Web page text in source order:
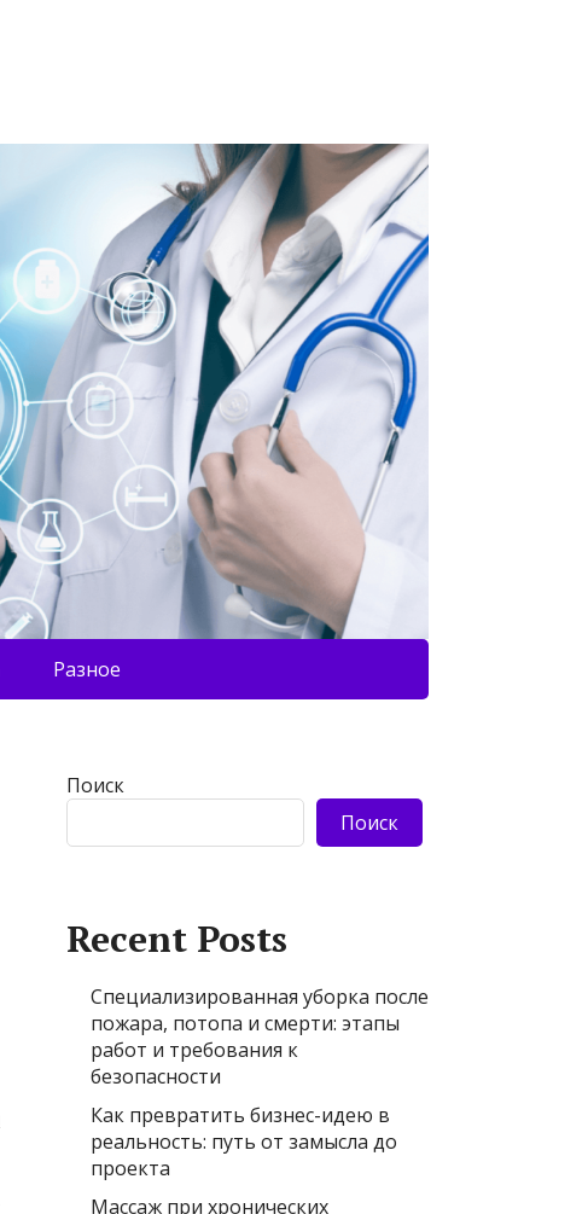
Разное
Поиск
Поиск
Recent Posts
Специализированная уборка после
пожара, потопа и смерти: этапы
работ и требования к
безопасности
Как превратить бизнес-идею в
реальность: путь от замысла до
проекта
Массаж при хронических